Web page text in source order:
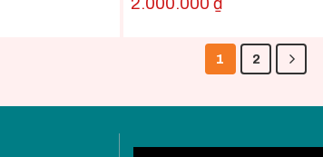
2.000.000 ₫
1 2